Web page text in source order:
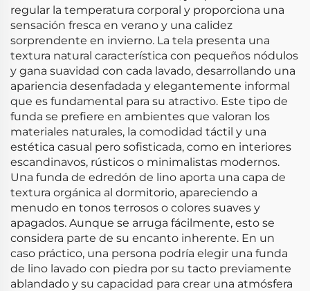
regular la temperatura corporal y proporciona una
sensación fresca en verano y una calidez
sorprendente en invierno. La tela presenta una
textura natural característica con pequeños nódulos
y gana suavidad con cada lavado, desarrollando una
apariencia desenfadada y elegantemente informal
que es fundamental para su atractivo. Este tipo de
funda se prefiere en ambientes que valoran los
materiales naturales, la comodidad táctil y una
estética casual pero sofisticada, como en interiores
escandinavos, rústicos o minimalistas modernos.
Una funda de edredón de lino aporta una capa de
textura orgánica al dormitorio, apareciendo a
menudo en tonos terrosos o colores suaves y
apagados. Aunque se arruga fácilmente, esto se
considera parte de su encanto inherente. En un
caso práctico, una persona podría elegir una funda
de lino lavado con piedra por su tacto previamente
ablandado y su capacidad para crear una atmósfera